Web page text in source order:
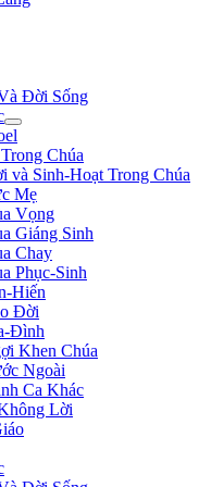
Đời Sống
Chúa
và Sinh-Hoạt Trong Chúa
Mẹ
Vọng
Giáng Sinh
Chay
Phục-Sinh
Hiến
Đời
Đình
Khen Chúa
Ngoài
Ca Khác
Lời